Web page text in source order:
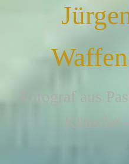
otograf aus
Künstler